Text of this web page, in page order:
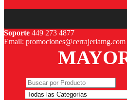
Soporte 449 273 4877
Email: promociones@cerrajeriamg.com